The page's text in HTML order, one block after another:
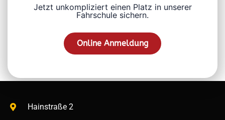
Jetzt unkompliziert einen Platz in unserer
Fahrschule sichern.
Online Anmeldung
Hainstraße 2